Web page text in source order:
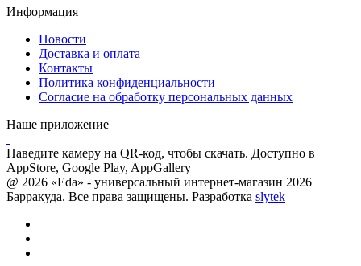
Информация
Новости
Доставка и оплата
Контакты
Политика конфиденциальности
Согласие на обработку персональных данных
Наше приложение
Наведите камеру на QR-код, чтобы скачать. Доступно в
AppStore, Google Play, AppGallery
@ 2026 «Eda» - универсальный интернет-магазин 2026
Барракуда. Все права защищены. Разработка slytek